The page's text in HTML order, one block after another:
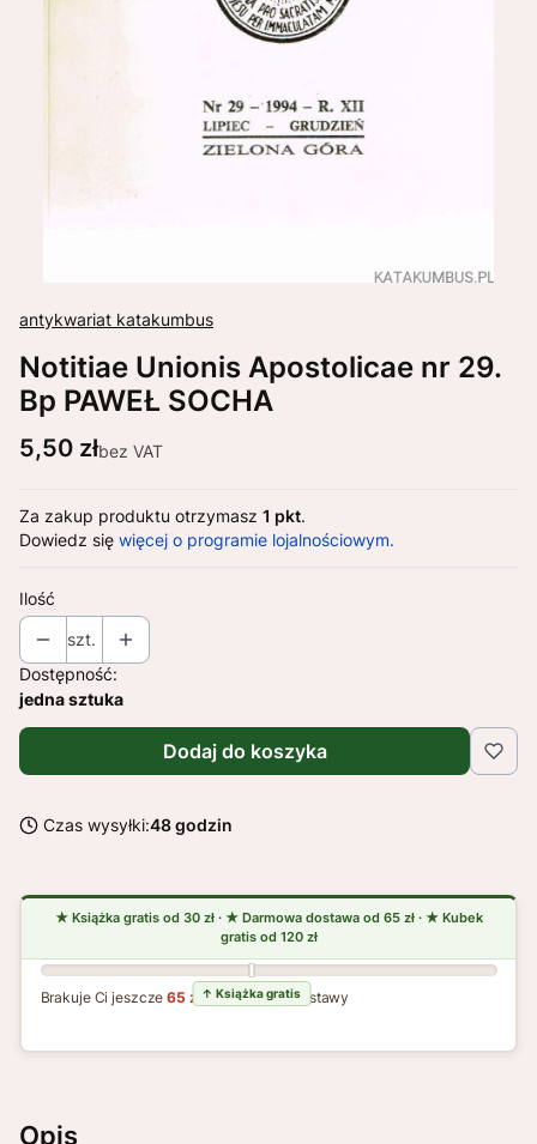
antykwariat katakumbus
Notitiae Unionis Apostolicae nr 29.
Bp PAWEŁ SOCHA
Cena
5,50 złbez VAT
Za zakup produktu otrzymasz 1 pkt.
Dowiedz się więcej o programie lojalnościowym.
Ilość
szt.
Dostępność:
jedna sztuka
Dodaj do koszyka
Czas wysyłki:48 godzin
Brakuje Ci jeszcze65 zł do darmowej dostawy
Opis